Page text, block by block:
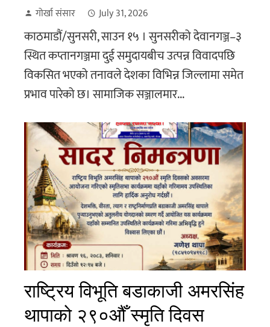
गोर्खा संसार July 31, 2026
काठमाडौं/सुनसरी, साउन १५ । सुनसरीको देवानगञ्ज–३
स्थित कप्तानगञ्जमा दुई समुदायबीच उत्पन्न विवादपछि
विकसित भएको तनावले देशका विभिन्न जिल्लामा समेत
प्रभाव पारेको छ। सामाजिक सञ्जालमार...
राष्ट्रिय विभूति बडाकाजी अमरसिंह
थापाको २९०औँ स्मृति दिवस